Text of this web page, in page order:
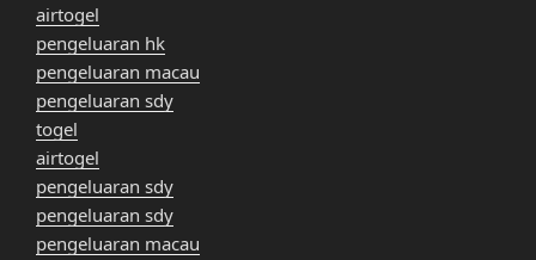
airtogel
pengeluaran hk
pengeluaran macau
pengeluaran sdy
togel
airtogel
pengeluaran sdy
pengeluaran sdy
pengeluaran macau